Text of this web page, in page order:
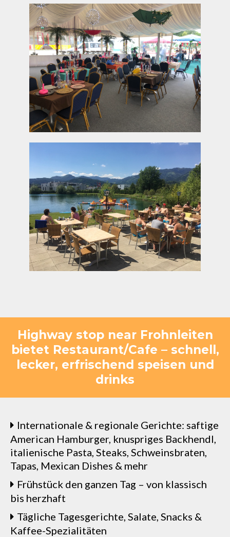
Highway stop near Frohnleiten
bietet Restaurant/Cafe – schnell,
lecker, erfrischend speisen und
drinks
Internationale & regionale Gerichte: saftige
American Hamburger, knuspriges Backhendl,
italienische Pasta, Steaks, Schweinsbraten,
Tapas, Mexican Dishes & mehr
Frühstück den ganzen Tag – von klassisch
bis herzhaft
Tägliche Tagesgerichte, Salate, Snacks &
Kaffee-Spezialitäten